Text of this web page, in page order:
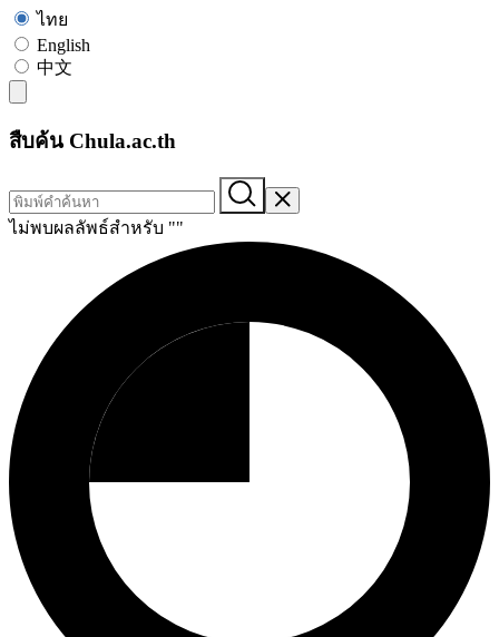
ไทย
English
中文
สืบค้น Chula.ac.th
ไม่พบผลลัพธ์สำหรับ ""